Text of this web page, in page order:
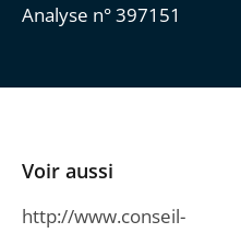
Analyse n° 397151
Voir aussi
http://www.conseil-